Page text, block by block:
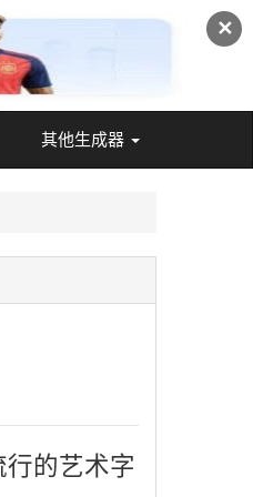
✕
其他生成器
的艺术字